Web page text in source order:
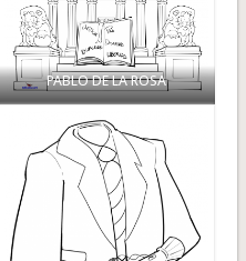
PABLO DE LA ROSA